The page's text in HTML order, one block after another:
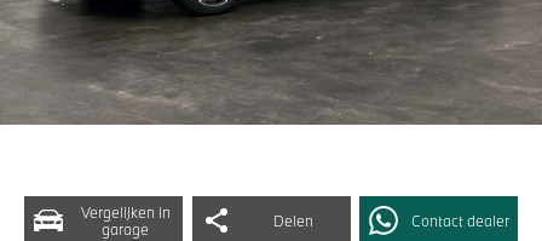
Vergelijken in
garage
Delen Contact dealer